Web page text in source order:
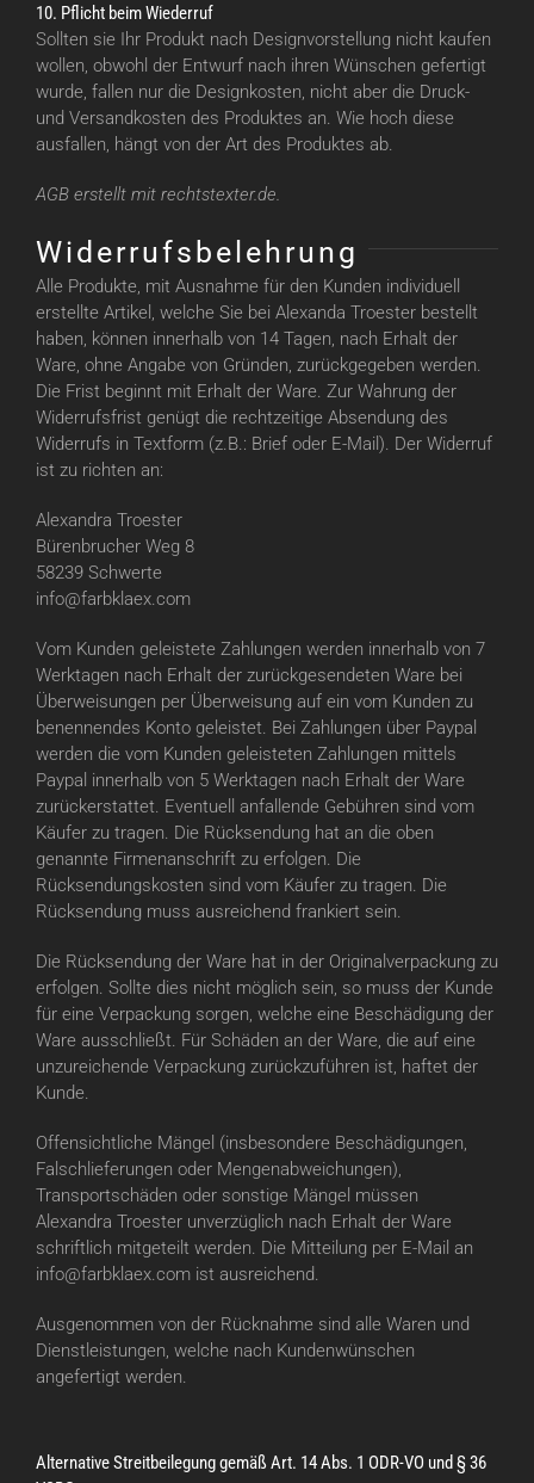
10. Pflicht beim Wiederruf
Sollten sie Ihr Produkt nach Designvorstellung nicht kaufen
wollen, obwohl der Entwurf nach ihren Wünschen gefertigt
wurde, fallen nur die Designkosten, nicht aber die Druck-
und Versandkosten des Produktes an. Wie hoch diese
ausfallen, hängt von der Art des Produktes ab.
AGB erstellt mit rechtstexter.de.
Widerrufsbelehrung
Alle Produkte, mit Ausnahme für den Kunden individuell
erstellte Artikel, welche Sie bei Alexanda Troester bestellt
haben, können innerhalb von 14 Tagen, nach Erhalt der
Ware, ohne Angabe von Gründen, zurückgegeben werden.
Die Frist beginnt mit Erhalt der Ware. Zur Wahrung der
Widerrufsfrist genügt die rechtzeitige Absendung des
Widerrufs in Textform (z.B.: Brief oder E-Mail). Der Widerruf
ist zu richten an:
Alexandra Troester
Bürenbrucher Weg 8
58239 Schwerte
info@farbklaex.com
Vom Kunden geleistete Zahlungen werden innerhalb von 7
Werktagen nach Erhalt der zurückgesendeten Ware bei
Überweisungen per Überweisung auf ein vom Kunden zu
benennendes Konto geleistet. Bei Zahlungen über Paypal
werden die vom Kunden geleisteten Zahlungen mittels
Paypal innerhalb von 5 Werktagen nach Erhalt der Ware
zurückerstattet. Eventuell anfallende Gebühren sind vom
Käufer zu tragen. Die Rücksendung hat an die oben
genannte Firmenanschrift zu erfolgen. Die
Rücksendungskosten sind vom Käufer zu tragen. Die
Rücksendung muss ausreichend frankiert sein.
Die Rücksendung der Ware hat in der Originalverpackung zu
erfolgen. Sollte dies nicht möglich sein, so muss der Kunde
für eine Verpackung sorgen, welche eine Beschädigung der
Ware ausschließt. Für Schäden an der Ware, die auf eine
unzureichende Verpackung zurückzuführen ist, haftet der
Kunde.
Offensichtliche Mängel (insbesondere Beschädigungen,
Falschlieferungen oder Mengenabweichungen),
Transportschäden oder sonstige Mängel müssen
Alexandra Troester unverzüglich nach Erhalt der Ware
schriftlich mitgeteilt werden. Die Mitteilung per E-Mail an
info@farbklaex.com ist ausreichend.
Ausgenommen von der Rücknahme sind alle Waren und
Dienstleistungen, welche nach Kundenwünschen
angefertigt werden.
Alternative Streitbeilegung gemäß Art. 14 Abs. 1 ODR-VO und § 36